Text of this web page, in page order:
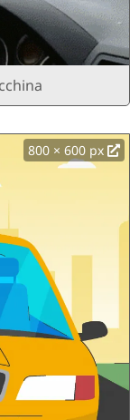
800 × 600 px